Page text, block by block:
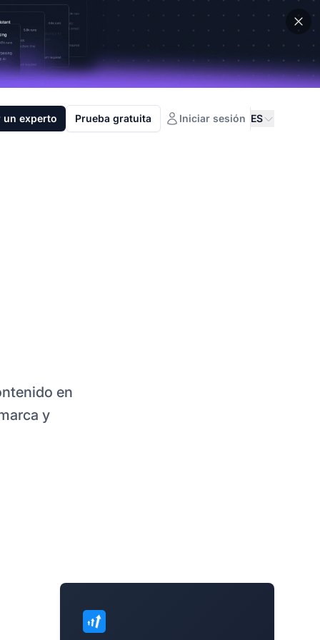
un experto Prueba gratuita Iniciar sesión ES
en
y